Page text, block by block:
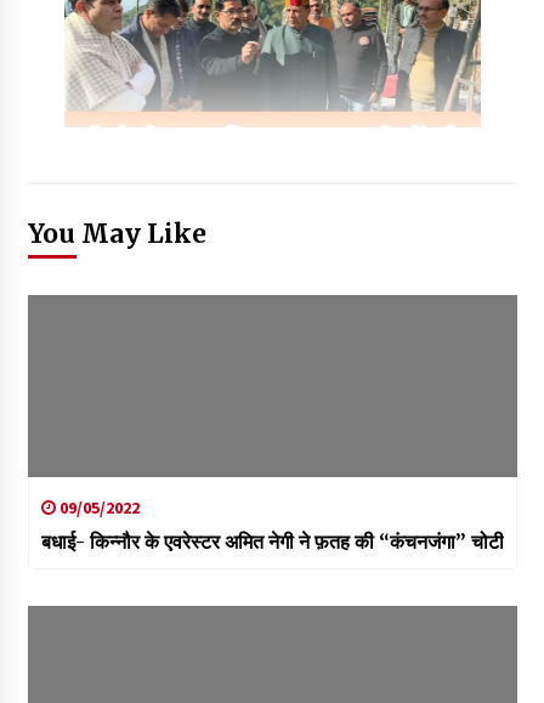
You May Like
09/05/2022
बधाई- किन्नौर के एवरेस्टर अमित नेगी ने फ़तह की “कंचनजंगा” चोटी